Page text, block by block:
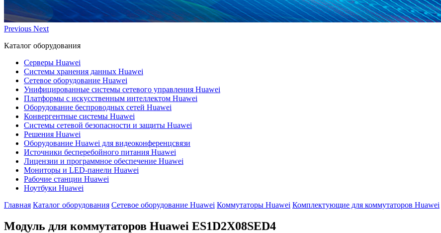
Previous Next
Каталог оборудования
Серверы Huawei
Системы хранения данных Huawei
Сетевое оборудование Huawei
Унифицированные системы сетевого управления Huawei
Платформы с искусственным интеллектом Huawei
Оборудование беспроводных сетей Huawei
Конвергентные системы Huawei
Системы сетевой безопасности и защиты Huawei
Решения Huawei
Оборудование Huawei для видеоконференцсвязи
Источники бесперебойного питания Huawei
Лицензии и программное обеспечение Huawei
Мониторы и LED-панели Huawei
Рабочие станции Huawei
Ноутбуки Huawei
Главная Каталог оборудования Сетевое оборудование Huawei Коммутаторы Huawei Комплектующие для коммутаторов Huawei
Модуль для коммутаторов Huawei ES1D2X08SED4